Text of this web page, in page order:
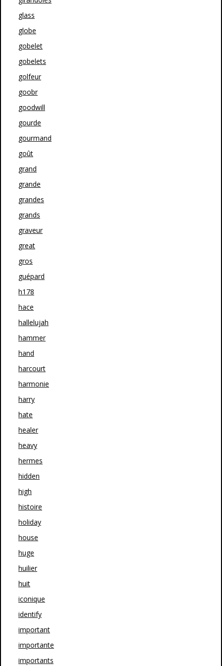
glass
globe
gobelet
gobelets
golfeur
goobr
goodwill
gourde
gourmand
goût
grand
grande
grandes
grands
graveur
great
gros
guépard
h178
hace
hallelujah
hammer
hand
harcourt
harmonie
harry
hate
healer
heavy
hermes
hidden
high
histoire
holiday
house
huge
huilier
huit
iconique
identify
important
importante
importants